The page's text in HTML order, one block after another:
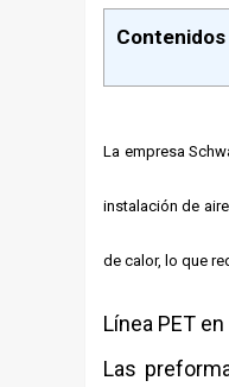
Contenidos
La empresa
instalación de
de calor, lo que
Línea PET
Las